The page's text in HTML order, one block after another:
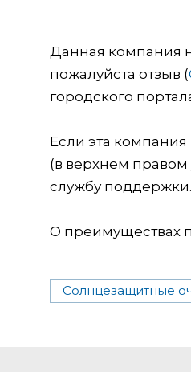
Данная компания
пожалуйста отзыв (
городского
Если эта
(в верхнем правом
службу поддержки.
О преимуществах
Солнцезащитные